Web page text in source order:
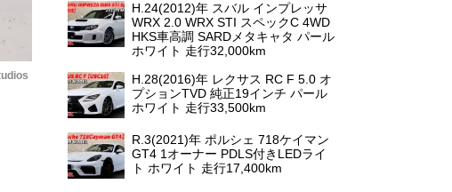
H.24(2012)年 スバル インプレッサ
WRX 2.0 WRX STI スペックC 4WD
HKS車高調 SARDメタキャタ パール
ホワイト 走行32,000km
H.28(2016)年 レクサス RC F 5.0 オ
プションTVD 純正19インチ パール
ホワイト 走行33,500km
R.3(2021)年 ポルシェ 718ケイマン
GT4 1オーナー PDLS付きLEDライ
ト ホワイト 走行17,400km